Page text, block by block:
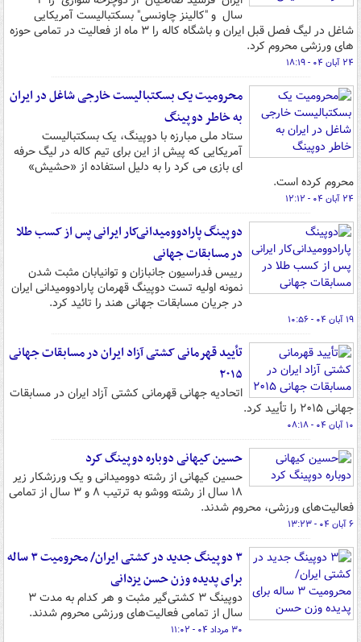
سال و "کالینز چاونسی" بسکتبالیست آمریکایی
شاغل در لیگ فصل قبل ایران و باشگاه کاله را ۳ ماه از فعالیت در تمامی حوزه
های ورزشی محروم کرد.
۲۴ آبان ۰۴ - ۱۸:۱۹
محرومیت یک بسکتبالیست خارجی شاغل در ایران
به خاطر دوپینگ
ستاد ملی مبارزه با دوپینگ، یک بسکتبالیست
آمریکایی که پیش از این برای تیم کاله در لیگ حرفه
ای بازی می کرد را به دلیل استفاده از «حشیش»
محروم کرده است.
۲۴ آبان ۰۴ - ۱۲:۱۲
دوپینگ پارادوومیدانی‌کار ایرانی پس از کسب طلا
در مسابقات جهانی
رییس فدراسیون جانبازان و توانیابان مثبت شدن
نمونه اولیه تست دوپینگ قهرمان پارادوومیدانی ایران
در جریان مسابقات جهانی هند را تائید کرد.
۱۹ آبان ۰۴ - ۱۰:۵۶
تأیید قهرمانی کشتی آزاد ایران در مسابقات جهانی
۲۰۱۵
اتحادیه جهانی قهرمانی کشتی آزاد ایران در مسابقات
جهانی ۲۰۱۵ را تأیید کرد.
۱۰ آبان ۰۴ - ۰۸:۱۸
حسین کیهانی دوباره دوپینگ کرد
حسین کیهانی از رشته دوومیدانی و یک ورزشکار زیر
۱۸ سال از رشته ووشو به ترتیب ۸ و ۳ سال از تمامی
فعالیت‌های ورزشی، محروم شدند.
۶ آبان ۰۴ - ۱۳:۲۳
۳ دوپینگ جدید در کشتی ایران/ محرومیت ۳ ساله
برای پدیده وزن حسن یزدانی
دوپینگ ۳ کشتی‌گیر مثبت و هر کدام به مدت ۳
سال از تمامی فعالیت‌های ورزشی محروم شدند.
۳۰ مرداد ۰۴ - ۱۱:۰۲